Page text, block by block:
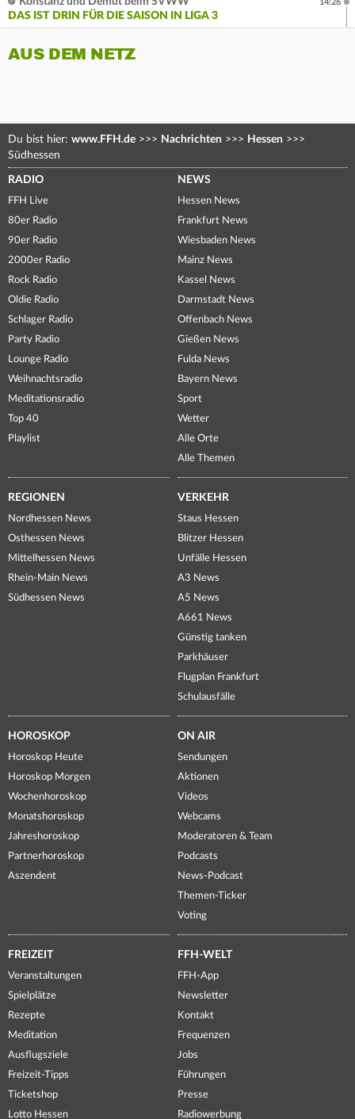
DAS IST DRIN FÜR DIE SAISON IN LIGA 3
14:26
AUS DEM NETZ
Du bist hier: www.FFH.de >>> Nachrichten >>> Hessen >>>
Südhessen
RADIO
FFH Live
80er Radio
90er Radio
2000er Radio
Rock Radio
Oldie Radio
Schlager Radio
Party Radio
Lounge Radio
Weihnachtsradio
Meditationsradio
Top 40
Playlist
NEWS
Hessen News
Frankfurt News
Wiesbaden News
Mainz News
Kassel News
Darmstadt News
Offenbach News
Gießen News
Fulda News
Bayern News
Sport
Wetter
Alle Orte
Alle Themen
REGIONEN
Nordhessen News
Osthessen News
Mittelhessen News
Rhein-Main News
Südhessen News
VERKEHR
Staus Hessen
Blitzer Hessen
Unfälle Hessen
A3 News
A5 News
A661 News
Günstig tanken
Parkhäuser
Flugplan Frankfurt
Schulausfälle
HOROSKOP
Horoskop Heute
Horoskop Morgen
Wochenhoroskop
Monatshoroskop
Jahreshoroskop
Partnerhoroskop
Aszendent
ON AIR
Sendungen
Aktionen
Videos
Webcams
Moderatoren & Team
Podcasts
News-Podcast
Themen-Ticker
Voting
FREIZEIT
Veranstaltungen
Spielplätze
Rezepte
Meditation
Ausflugsziele
Freizeit-Tipps
Ticketshop
Lotto Hessen
FFH-WELT
FFH-App
Newsletter
Kontakt
Frequenzen
Jobs
Führungen
Presse
Radiowerbung